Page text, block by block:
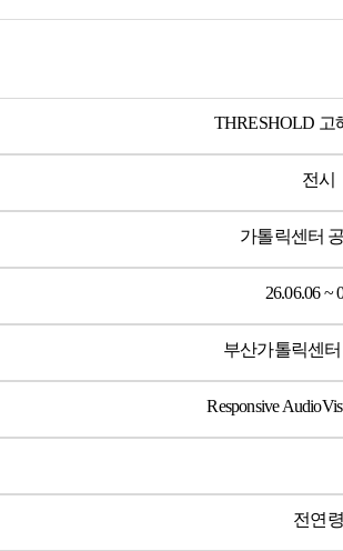
THRESHOLD 고
전시
가톨릭센터
26.06.06 ~
부산가톨릭센터
Responsive
전연령